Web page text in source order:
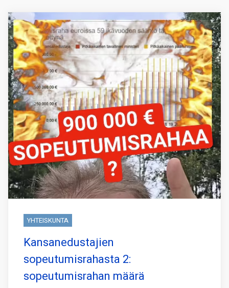
YHTEISKUNTA
Kansanedustajien
sopeutumisrahasta 2:
sopeutumisrahan määrä